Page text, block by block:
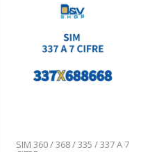
SIM 360 / 368 / 335 / 337 A 7